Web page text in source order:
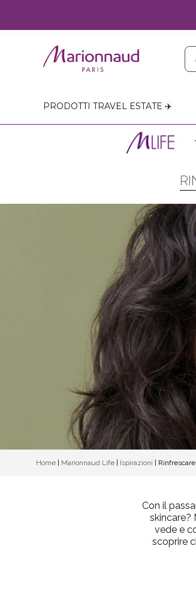
PRODOTTI TRAVEL ESTATE ✈️
Home Marionnaud Life Ispirazioni
Con il
skincare?
vede e
scoprire